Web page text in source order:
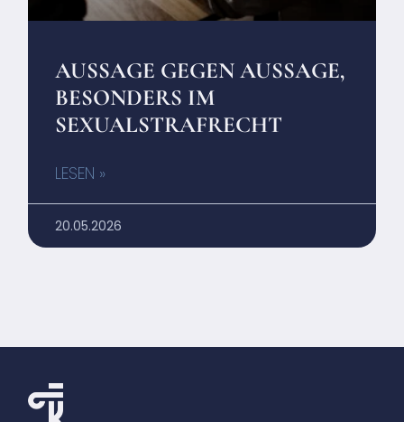
AUSSAGE GEGEN AUSSAGE,
BESONDERS IM
SEXUALSTRAFRECHT
LESEN »
20.05.2026